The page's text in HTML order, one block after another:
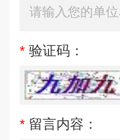
* 验证码：
* 留言内容：